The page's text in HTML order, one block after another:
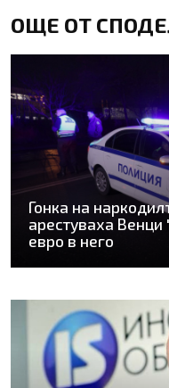
ОЩЕ ОТ
Гонка на
арестуваха
евро в него